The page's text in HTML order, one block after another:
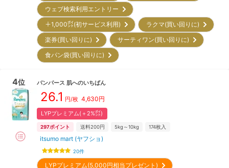
ウェブ検索利用エントリー
＋1,000㌽(初サービス利用)
ラクマ(買い回りに)
楽券(買い回りに)
サーティワン(買い回りに)
食パン袋(買い回りに)
4位 パンパース 肌へのいちばん
26.1 円/枚 4,630円
LYPプレミアム(＋2%㌽)
297ポイント 送料200円 5kg～10kg 174枚入
itsumo mart (ヤフショ)
20件
LYPプレミアム(5,000円相当プレゼント)